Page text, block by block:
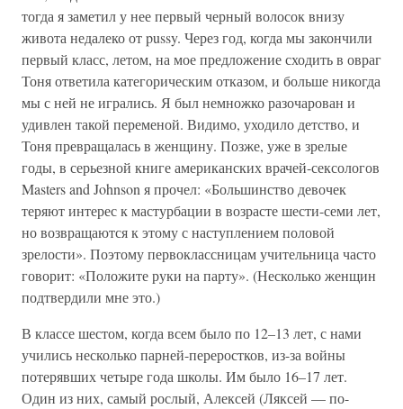
тогда я заметил у нее первый черный волосок внизу
живота недалеко от pussy. Через год, когда мы закончили
первый класс, летом, на мое предложение сходить в овраг
Тоня ответила категорическим отказом, и больше никогда
мы с ней не игрались. Я был немножко разочарован и
удивлен такой переменой. Видимо, уходило детство, и
Тоня превращалась в женщину. Позже, уже в зрелые
годы, в серьезной книге американских врачей-сексологов
Masters and Johnson я прочел: «Большинство девочек
теряют интерес к мастурбации в возрасте шести-семи лет,
но возвращаются к этому с наступлением половой
зрелости». Поэтому первоклассницам учительница часто
говорит: «Положите руки на парту». (Несколько женщин
подтвердили мне это.)
В классе шестом, когда всем было по 12–13 лет, с нами
учились несколько парней-переростков, из-за войны
потерявших четыре года школы. Им было 16–17 лет.
Один из них, самый рослый, Алексей (Ляксей — по-